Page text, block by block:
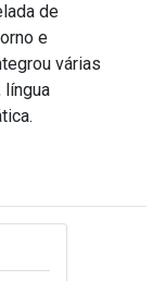
de
e
várias
língua